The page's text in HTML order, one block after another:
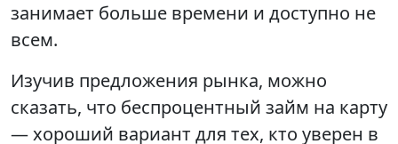
занимает больше времени и доступно не
всем.
Изучив предложения рынка, можно
сказать, что беспроцентный займ на карту
— хороший вариант для тех, кто уверен в